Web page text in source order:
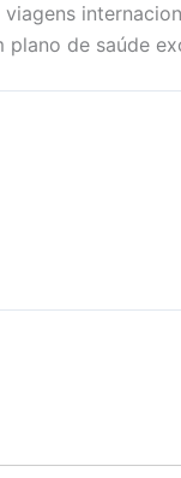
de saúde